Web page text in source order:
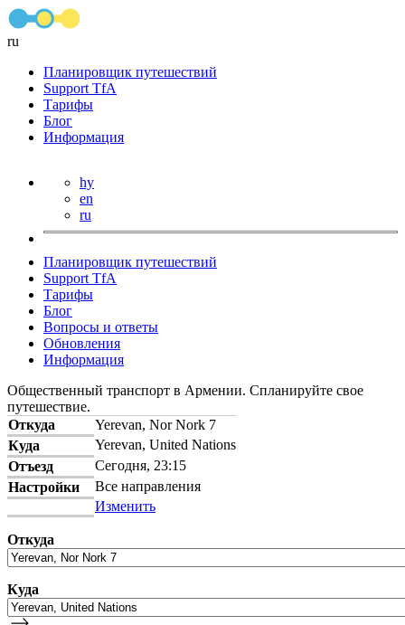
ru
Планировщик путешествий
Support TfA
Тарифы
Блог
Информация
hy
en
ru
Планировщик путешествий
Support TfA
Тарифы
Блог
Вопросы и ответы
Обновления
Информация
Общественный транспорт в Армении. Спланируйте свое
путешествие.
Откуда
Yerevan, Nor Nork 7
Куда
Yerevan, United Nations
Отъезд
Сегодня, 23:15
Настройки
Все направления
Изменить
Откуда
Куда